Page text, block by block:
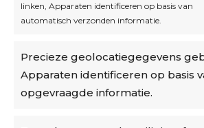
linken, Apparaten identificeren op basis van
automatisch verzonden informatie.
Precieze geolocatiegegevens
Apparaten identificeren op basis
opgevraagde informatie.
Algemene voorwaarden
Cookiebeleid
Accountinstellingen